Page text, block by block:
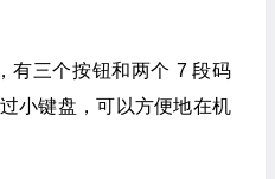
有三个按钮和两个 7 段码
小键盘，可以方便地在机